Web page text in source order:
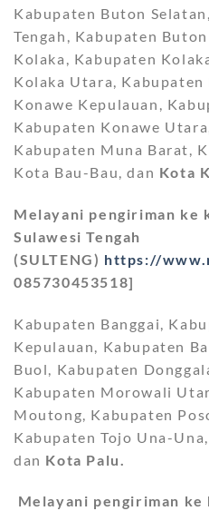
Kabupaten Buton
Tengah, Kabupaten
Kolaka, Kabupaten
Kolaka Utara, Kabupaten
Konawe Kepulauan,
Kabupaten Konawe
Kabupaten Muna Barat,
Kota Bau-Bau, dan Kota
Melayani pengiriman ke
Sulawesi Tengah
(SULTENG) https://
085730453518]
Kabupaten Banggai,
Kepulauan, Kabupaten
Buol, Kabupaten
Kabupaten Morowali
Moutong, Kabupaten
Kabupaten Tojo Una-
dan Kota Palu.
Melayani pengiriman